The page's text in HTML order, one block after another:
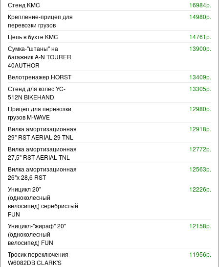
Стенд KMC
16984р.
Крепление-прицеп для
перевозки грузов
14980р.
Цепь в бухте KMC
14761р.
Сумка-"штаны" на
багажник A-N TOURER
40AUTHOR
13900р.
Велотренажер HORST
13409р.
Стенд для колес YC-
512N BIKEHAND
13305р.
Прицеп для перевозки
грузов M-WAVE
12980р.
Вилка амортизационная
29" RST AERIAL 29 TNL
12918р.
Вилка амортизационная
27,5" RST AERIAL TNL
12772р.
Вилка амортизационная
26"х 28,6 RST
12563р.
Уницикл 20"
(одноколесный
велосипед) серебристый
FUN
12226р.
Уницикл-"жираф" 20"
(одноколесный
велосипед) FUN
12158р.
Тросик переключения
W6082DB CLARK'S
11956р.